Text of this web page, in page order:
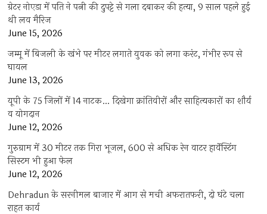
ग्रेटर नोएडा में पति ने पत्नी की दुपट्टे से गला दबाकर की हत्या, 9 साल पहले हुई
थी लव मैरिज
June 15, 2026
जम्मू में बिजली के खंभे पर मीटर लगाते युवक को लगा करंट, गंभीर रूप से
घायल
June 13, 2026
यूपी के 75 जिलों में 14 नाटक… दिखेगा क्रांतिवीरों और साहित्यकारों का शौर्य
व योगदान
June 12, 2026
गुरुग्राम में 30 मीटर तक गिरा भूजल, 600 से अधिक रेन वाटर हार्वेस्टिंग
सिस्टम भी हुआ फेल
June 12, 2026
Dehradun के सरनीमल बाजार में आग से मची अफरातफरी, दो घंटे चला
राहत कार्य